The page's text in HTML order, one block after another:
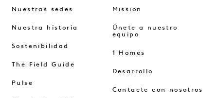
Nuestras sedes
Nuestra historia
Sostenibilidad
The Field Guide
Pulse
Mission
Únete a nuestro
equipo
1 Homes
Desarrollo
Contacte con nosotros